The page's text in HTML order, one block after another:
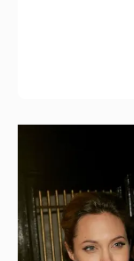
53-летний
совершил
женой
10